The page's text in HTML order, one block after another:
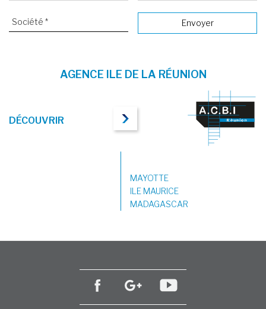
AGENCE ILE DE LA RÉUNION
DÉCOUVRIR
MAYOTTE
ILE MAURICE
MADAGASCAR